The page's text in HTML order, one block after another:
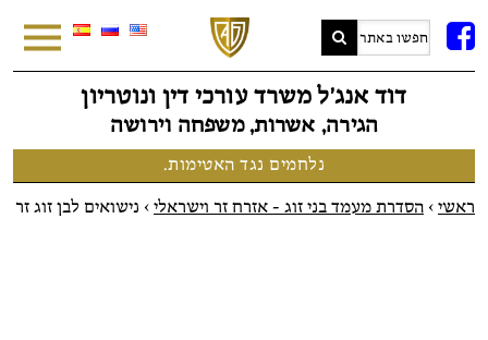
FB
דוד אנג׳ל משרד עורכי דין ונוטריון
הגירה, אשרות, משפחה וירושה
נלחמים נגד האטימות.
ראשי > הסדרת מעמד בני זוג - אזרח זר וישראלי > נישואים לבן זוג זר